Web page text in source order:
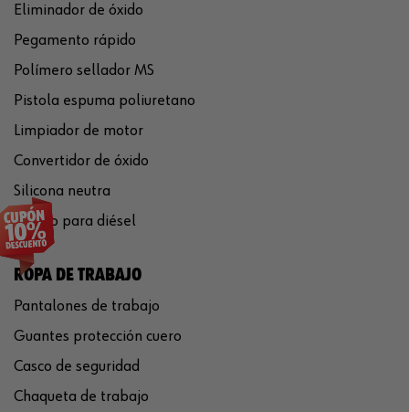
Eliminador de óxido
Pegamento rápido
Polímero sellador MS
Pistola espuma poliuretano
Limpiador de motor
Convertidor de óxido
Silicona neutra
Aditivo para diésel
ROPA DE TRABAJO
Pantalones de trabajo
Guantes protección cuero
Casco de seguridad
Chaqueta de trabajo